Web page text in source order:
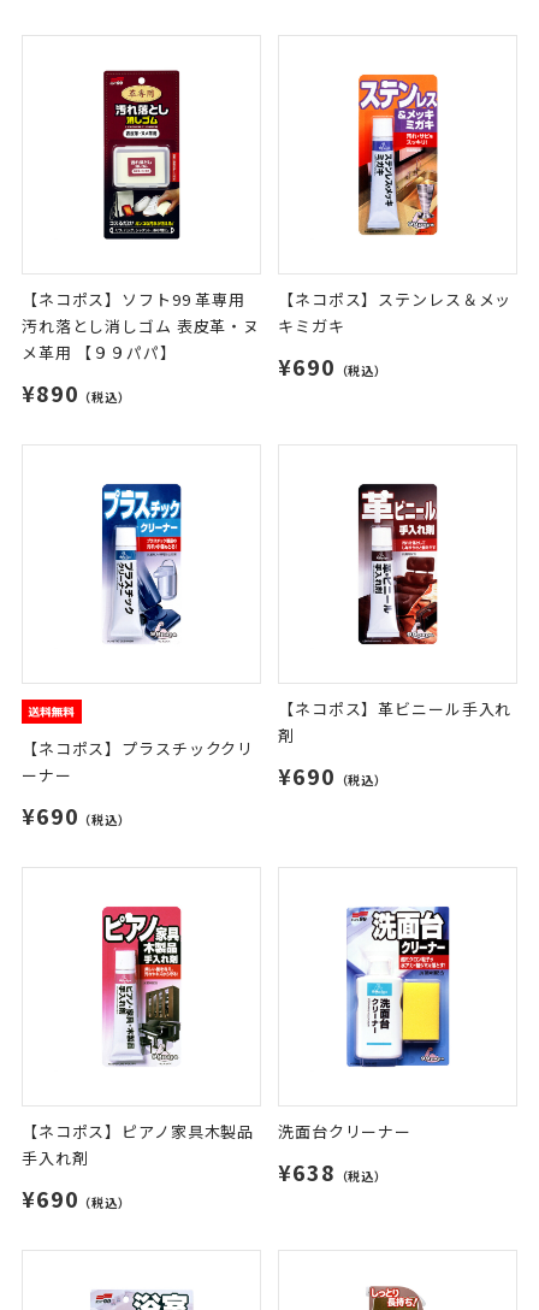
【ネコポス】ソフト99 革専用
汚れ落とし消しゴム 表皮革・ヌ
メ革用 【９９パパ】
¥890 （税込）
【ネコポス】ステンレス＆メッ
キミガキ
¥690 （税込）
【ネコポス】プラスチッククリ
ーナー
¥690 （税込）
【ネコポス】革ビニール手入れ
剤
¥690 （税込）
【ネコポス】ピアノ家具木製品
手入れ剤
¥690 （税込）
洗面台クリーナー
¥638 （税込）